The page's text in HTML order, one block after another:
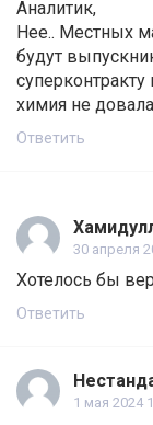
Аналитик,
Нее.. Местных
будут
химия не
Ответить
30 апреля
Хотелось бы
Ответить
1 мая 2024